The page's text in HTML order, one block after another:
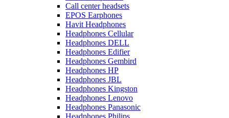
Call center headsets
EPOS Earphones
Havit Headphones
Headphones Cellular
Headphones DELL
Headphones Edifier
Headphones Gembird
Headphones HP
Headphones JBL
Headphones Kingston
Headphones Lenovo
Headphones Panasonic
Headphones Philips